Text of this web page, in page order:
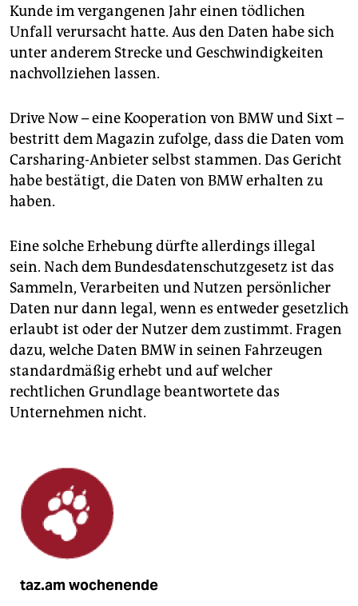
Kunde im vergangenen Jahr einen tödlichen
Unfall verursacht hatte. Aus den Daten habe sich
unter anderem Strecke und Geschwindigkeiten
nachvollziehen lassen.
Drive Now – eine Kooperation von BMW und Sixt –
bestritt dem Magazin zufolge, dass die Daten vom
Carsharing-Anbieter selbst stammen. Das Gericht
habe bestätigt, die Daten von BMW erhalten zu
haben.
Eine solche Erhebung dürfte allerdings illegal
sein. Nach dem Bundesdatenschutzgesetz ist das
Sammeln, Verarbeiten und Nutzen persönlicher
Daten nur dann legal, wenn es entweder gesetzlich
erlaubt ist oder der Nutzer dem zustimmt. Fragen
dazu, welche Daten BMW in seinen Fahrzeugen
standardmäßig erhebt und auf welcher
rechtlichen Grundlage beantwortete das
Unternehmen nicht.
taz.am wochenende